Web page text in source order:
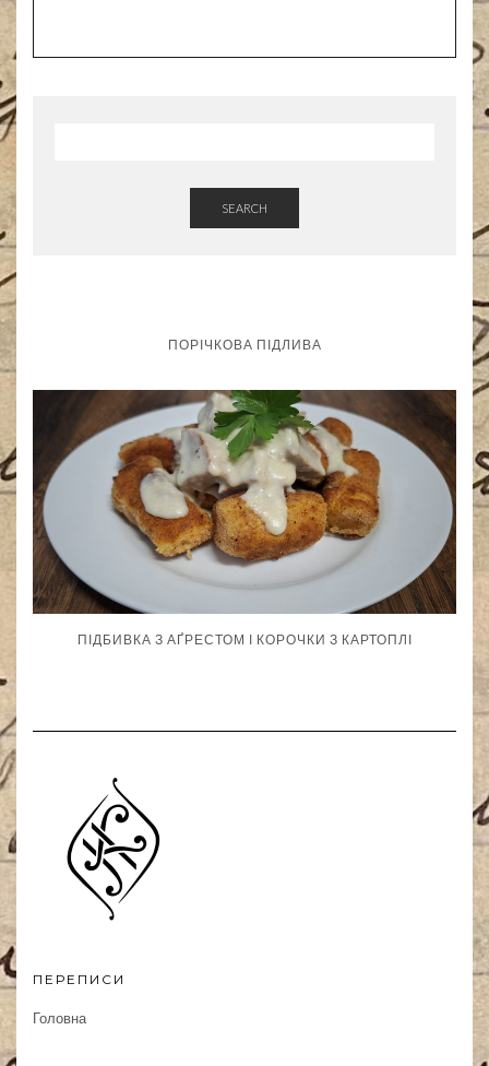
SEARCH
ПОРІЧКОВА ПІДЛИВА
ПІДБИВКА З АҐРЕСТОМ І КОРОЧКИ З КАРТОПЛІ
ПЕРЕПИСИ
Головна